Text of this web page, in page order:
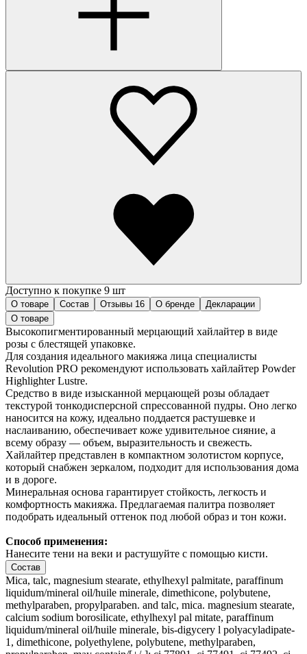
Доступно к покупке 9 шт
О товаре Состав Отзывы 16 О бренде
Декларации
О товаре
Высокопигментированный мерцающий хайлайтер в виде
розы с блестящей упаковке.
Для создания идеального макияжа лица специалисты
Revolution PRO рекомендуют использовать хайлайтер Powder
Highlighter Lustre.
Средство в виде изысканной мерцающей розы обладает
текстурой тонкодисперсной спрессованной пудры. Оно легко
наносится на кожу, идеально поддается растушевке и
наслаиванию, обеспечивает коже удивительное сияние, а
всему образу — объем, выразительность и свежесть.
Хайлайтер представлен в компактном золотистом корпусе,
который снабжен зеркалом, подходит для использования дома
и в дороге.
Минеральная основа гарантирует стойкость, легкость и
комфортность макияжа. Предлагаемая палитра позволяет
подобрать идеальный оттенок под любой образ и тон кожи.
Способ применения:
Нанесите тени на веки и растушуйте с помощью кисти.
Состав
Mica, talc, magnesium stearate, ethylhexyl palmitate, paraffinum
liquidum/mineral oil/huile minerale, dimethicone, polybutene,
methylparaben, propylparaben. and talc, mica. magnesium stearate,
calcium sodium borosilicate, ethylhexyl pal mitate, paraffinum
liquidum/mineral oil/huile minerale, bis-digycery l polyacyladipate-
1, dimethicone, polyethylene, polybutene, methylparaben,